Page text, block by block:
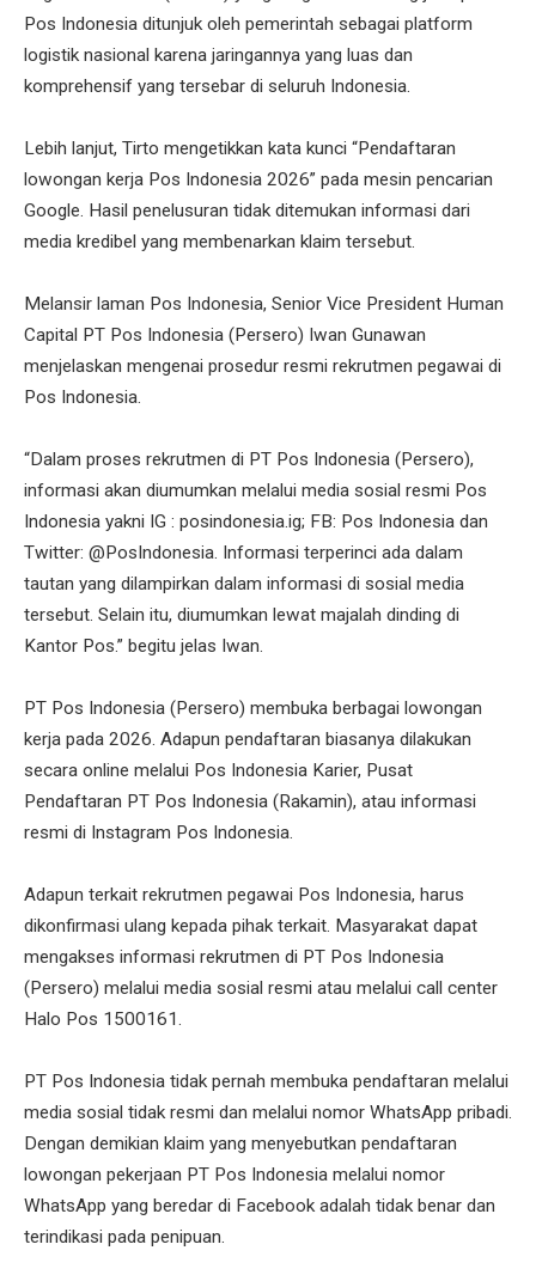
Pos Indonesia ditunjuk oleh pemerintah sebagai platform
logistik nasional karena jaringannya yang luas dan
komprehensif yang tersebar di seluruh Indonesia.
Lebih lanjut, Tirto mengetikkan kata kunci “Pendaftaran
lowongan kerja Pos Indonesia 2026” pada mesin pencarian
Google. Hasil penelusuran tidak ditemukan informasi dari
media kredibel yang membenarkan klaim tersebut.
Melansir laman Pos Indonesia, Senior Vice President Human
Capital PT Pos Indonesia (Persero) Iwan Gunawan
menjelaskan mengenai prosedur resmi rekrutmen pegawai di
Pos Indonesia.
“Dalam proses rekrutmen di PT Pos Indonesia (Persero),
informasi akan diumumkan melalui media sosial resmi Pos
Indonesia yakni IG : posindonesia.ig; FB: Pos Indonesia dan
Twitter: @PosIndonesia. Informasi terperinci ada dalam
tautan yang dilampirkan dalam informasi di sosial media
tersebut. Selain itu, diumumkan lewat majalah dinding di
Kantor Pos.” begitu jelas Iwan.
PT Pos Indonesia (Persero) membuka berbagai lowongan
kerja pada 2026. Adapun pendaftaran biasanya dilakukan
secara online melalui Pos Indonesia Karier, Pusat
Pendaftaran PT Pos Indonesia (Rakamin), atau informasi
resmi di Instagram Pos Indonesia.
Adapun terkait rekrutmen pegawai Pos Indonesia, harus
dikonfirmasi ulang kepada pihak terkait. Masyarakat dapat
mengakses informasi rekrutmen di PT Pos Indonesia
(Persero) melalui media sosial resmi atau melalui call center
Halo Pos 1500161.
PT Pos Indonesia tidak pernah membuka pendaftaran melalui
media sosial tidak resmi dan melalui nomor WhatsApp pribadi.
Dengan demikian klaim yang menyebutkan pendaftaran
lowongan pekerjaan PT Pos Indonesia melalui nomor
WhatsApp yang beredar di Facebook adalah tidak benar dan
terindikasi pada penipuan.